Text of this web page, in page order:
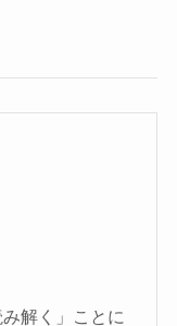
解く」ことに